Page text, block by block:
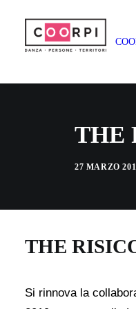
THE
27 MARZO
THE
Si rinnova la